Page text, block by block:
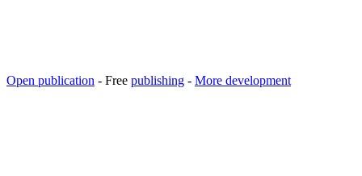
Open publication - Free publishing - More development